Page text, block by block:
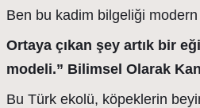
Ben bu kadim bilgeliği
Ortaya çıkan şey artık bir
modeli.” Bilimsel Olarak
Bu Türk ekolü, köpeklerin